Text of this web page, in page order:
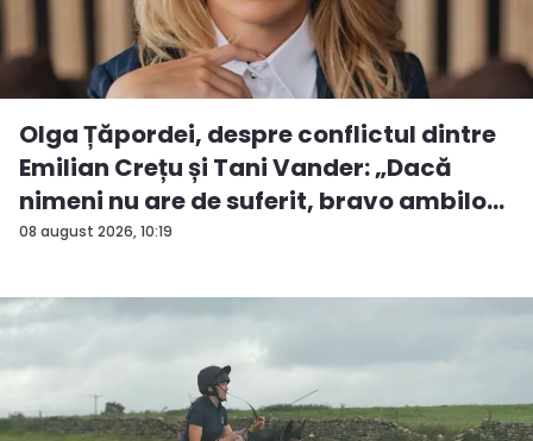
08 august 2026, 10:19
Olga Țăpordei, despre conflictul dintre
Emilian Crețu și Tani Vander: „Dacă
nimeni nu are de suferit, bravo ambilo...